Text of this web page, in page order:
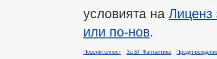
условията на Лиценз
или по-нов.
Поверителност За БГ-Фантастика